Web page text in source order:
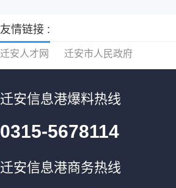
友情链接 :
迁安人才网 迁安市人民政府
迁安信息港爆料热线
0315-5678114
迁安信息港商务热线